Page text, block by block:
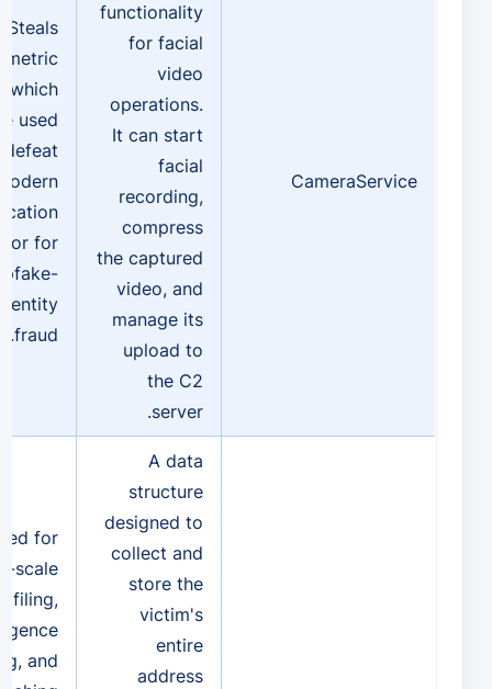
CameraService
functionality
for facial
video
operations.
It can start
facial
recording,
compress
the captured
video, and
manage its
upload to
the C2
server.
Steals
which
used
or for
fraud.
A data
structure
designed to
collect and
store the
victim's
entire
address
for
scale
and